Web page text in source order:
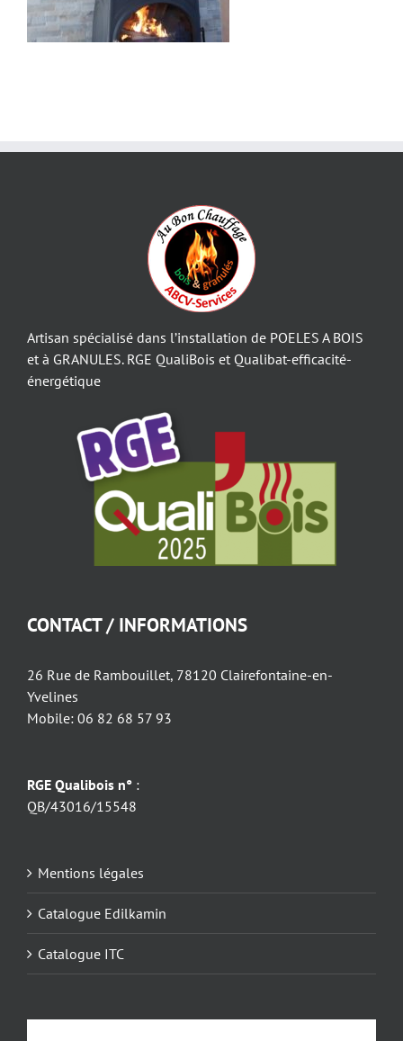
Artisan spécialisé dans l’installation de POELES A BOIS
et à GRANULES. RGE QualiBois et Qualibat-efficacité-
énergétique
CONTACT / INFORMATIONS
26 Rue de Rambouillet, 78120 Clairefontaine-en-
Yvelines
Mobile: 06 82 68 57 93
RGE Qualibois n° :
QB/43016/15548
Mentions légales
Catalogue Edilkamin
Catalogue ITC